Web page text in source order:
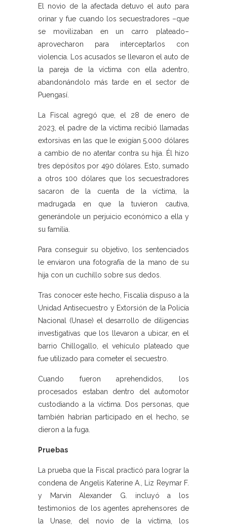
El novio de la afectada detuvo el auto para
orinar y fue cuando los secuestradores –que
se movilizaban en un carro plateado–
aprovecharon para interceptarlos con
violencia. Los acusados se llevaron el auto de
la pareja de la víctima con ella adentro,
abandonándolo más tarde en el sector de
Puengasí.
La Fiscal agregó que, el 28 de enero de
2023, el padre de la víctima recibió llamadas
extorsivas en las que le exigían 5.000 dólares
a cambio de no atentar contra su hija. Él hizo
tres depósitos por 490 dólares. Esto, sumado
a otros 100 dólares que los secuestradores
sacaron de la cuenta de la víctima, la
madrugada en que la tuvieron cautiva,
generándole un perjuicio económico a ella y
su familia.
Para conseguir su objetivo, los sentenciados
le enviaron una fotografía de la mano de su
hija con un cuchillo sobre sus dedos.
Tras conocer este hecho, Fiscalía dispuso a la
Unidad Antisecuestro y Extorsión de la Policía
Nacional (Unase) el desarrollo de diligencias
investigativas que los llevaron a ubicar, en el
barrio Chillogallo, el vehículo plateado que
fue utilizado para cometer el secuestro.
Cuando fueron aprehendidos, los
procesados estaban dentro del automotor
custodiando a la víctima. Dos personas, que
también habrían participado en el hecho, se
dieron a la fuga.
Pruebas
La prueba que la Fiscal practicó para lograr la
condena de Angelis Katerine A., Liz Reymar F.
y Marvin Alexander G. incluyó a los
testimonios de los agentes aprehensores de
la Unase, del novio de la víctima, los